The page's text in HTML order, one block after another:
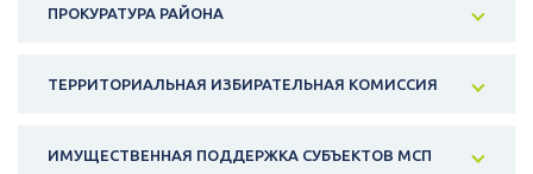
ПРОКУРАТУРА РАЙОНА
ТЕРРИТОРИАЛЬНАЯ ИЗБИРАТЕЛЬНАЯ КОМИССИЯ
ИМУЩЕСТВЕННАЯ ПОДДЕРЖКА СУБЪЕКТОВ МСП